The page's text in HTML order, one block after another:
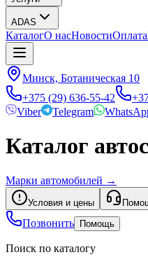
ADAS
КаталогО насНовостиОплата
Минск, Ботаническая 10
+375 (29) 636-55-42
Viber
Telegram
Каталог
Марки автомобилей →
Условия и цены
Позвонить Помощь
Поиск по каталогу